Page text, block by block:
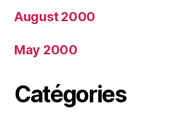
August 2000
May 2000
Catégories